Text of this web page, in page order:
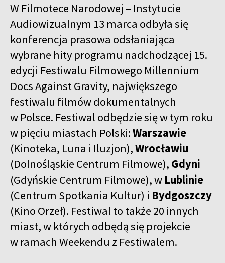
W Filmotece Narodowej – Instytucie
Audiowizualnym 13 marca odbyła się
konferencja prasowa odsłaniająca
wybrane hity programu nadchodzącej 15.
edycji Festiwalu Filmowego Millennium
Docs Against Gravity, największego
festiwalu filmów dokumentalnych
w Polsce. Festiwal odbędzie się w tym roku
w pięciu miastach Polski:Warszawie
(Kinoteka, Luna i Iluzjon),Wrocławiu
(Dolnośląskie Centrum Filmowe), Gdyni
(Gdyńskie Centrum Filmowe), w Lublinie
(Centrum Spotkania Kultur) i Bydgoszczy
(Kino Orzeł). Festiwal to także 20 innych
miast, w których odbędą się projekcie
w ramach Weekendu z Festiwalem.